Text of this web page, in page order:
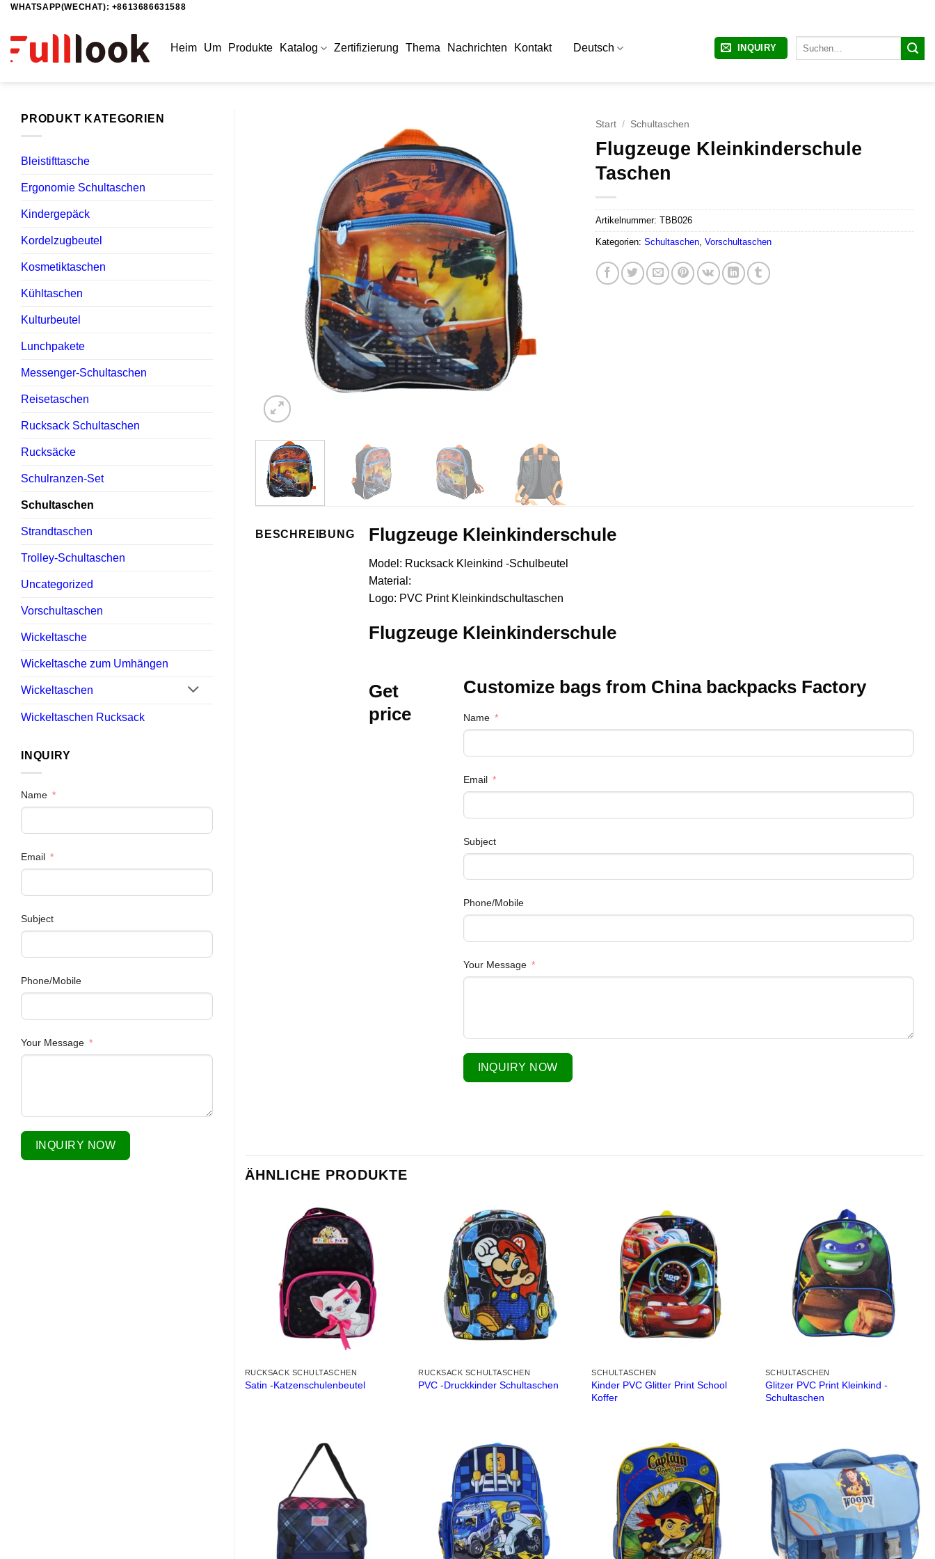
Zum
springen
WHATSAPP(WECHAT): +8613686631588
Heim Um Produkte Katalog Zertifizierung Thema Nachrichten Kontakt Deutsch INQUIRY
PRODUKT KATEGORIEN
Bleistifttasche
Ergonomie Schultaschen
Kindergepäck
Kordelzugbeutel
Kosmetiktaschen
Kühltaschen
Kulturbeutel
Lunchpakete
Messenger-Schultaschen
Reisetaschen
Rucksack Schultaschen
Rucksäcke
Schulranzen-Set
Schultaschen
Strandtaschen
Trolley-Schultaschen
Uncategorized
Vorschultaschen
Wickeltasche
Wickeltasche zum Umhängen
Wickeltaschen
Wickeltaschen Rucksack
INQUIRY
Name
Email
Subject
Phone/Mobile
Your Message
INQUIRY NOW
Start / Schultaschen
Flugzeuge Kleinkinderschule
Taschen
Artikelnummer: TBB026
Kategorien: Schultaschen, Vorschultaschen
BESCHREIBUNG Flugzeuge Kleinkinderschule
Model: Rucksack Kleinkind -Schulbeutel
Material:
Logo: PVC Print Kleinkindschultaschen
Flugzeuge Kleinkinderschule
Get
price
Customize bags from China backpacks Factory
Name
Email
Subject
Phone/Mobile
Your Message
INQUIRY NOW
ÄHNLICHE PRODUKTE
RUCKSACK SCHULTASCHEN
Satin -Katzenschulenbeutel
RUCKSACK SCHULTASCHEN
PVC -Druckkinder Schultaschen
SCHULTASCHEN
Kinder PVC Glitter Print School
Koffer
SCHULTASCHEN
Glitzer PVC Print Kleinkind -
Schultaschen